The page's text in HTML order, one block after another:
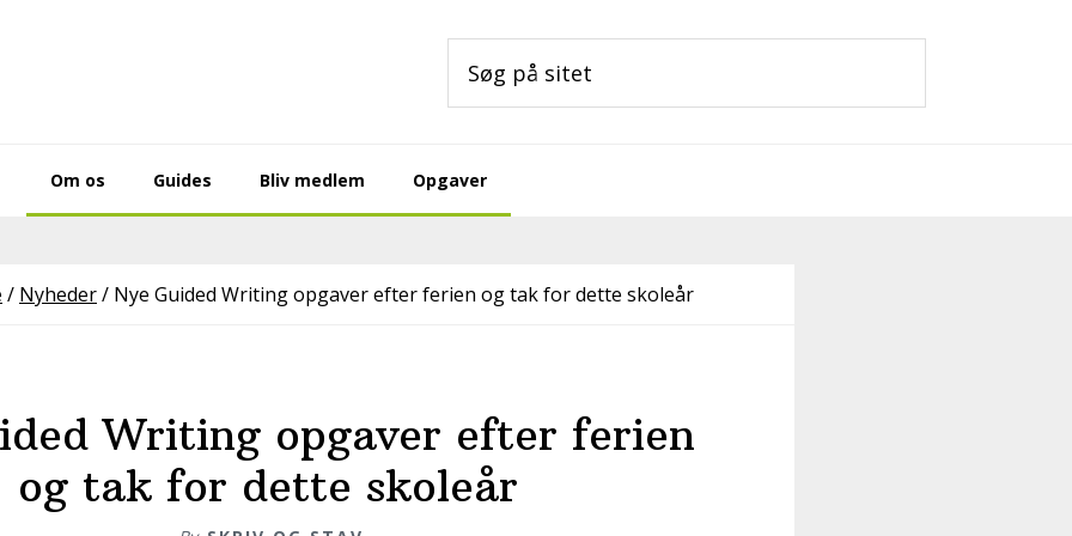
på
Om os Guides Bliv medlem Opgaver
/ Nyheder/ Nye Guided Writing opgaver efter ferien og tak for dette skoleår
Writing opgaver efter ferien
og tak for dette skoleår